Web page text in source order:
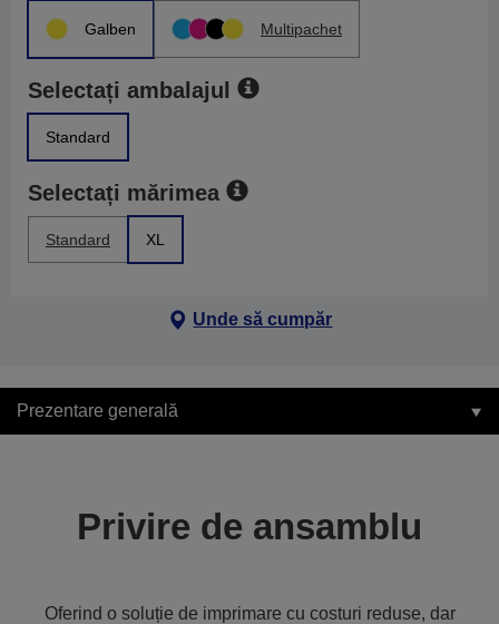
Galben Multipachet
Selectați ambalajul
Standard
Selectați mărimea
Standard XL
Unde să cumpăr
Prezentare generală
Privire de ansamblu
Oferind o soluție de imprimare cu costuri reduse, dar